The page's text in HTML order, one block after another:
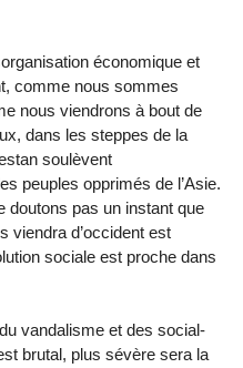
économique et
comme nous sommes
nous viendrons à bout de
dans les steppes de la
soulèvent
peuples opprimés de l’Asie.
doutons pas un instant que
viendra d’occident est
sociale est proche dans
vandalisme et des social-
brutal, plus sévère sera la